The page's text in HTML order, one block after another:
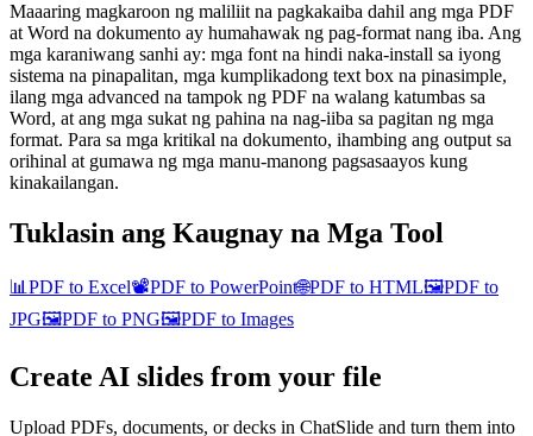
Maaaring magkaroon ng maliliit na pagkakaiba dahil ang mga PDF
at Word na dokumento ay humahawak ng pag-format nang iba. Ang
mga karaniwang sanhi ay: mga font na hindi naka-install sa iyong
sistema na pinapalitan, mga kumplikadong text box na pinasimple,
ilang mga advanced na tampok ng PDF na walang katumbas sa
Word, at ang mga sukat ng pahina na nag-iiba sa pagitan ng mga
format. Para sa mga kritikal na dokumento, ihambing ang output sa
orihinal at gumawa ng mga manu-manong pagsasaayos kung
kinakailangan.
Tuklasin ang Kaugnay na Mga Tool
📊 PDF to Excel📽️PDF to PowerPoint🌐PDF to HTML🖼️PDF to
JPG🖼️PDF to PNG🖼️PDF to Images
Create AI slides from your file
Upload PDFs, documents, or decks in ChatSlide and turn them into